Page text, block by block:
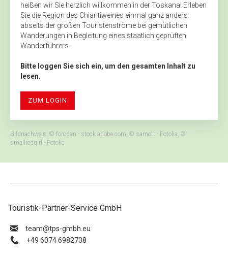
heißen wir Sie herzlich willkommen in der Toskana! Erleben
Sie die Region des Chiantiweines einmal ganz anders:
abseits der großen Touristenströme bei gemütlichen
Wanderungen in Begleitung eines staatlich geprüften
Wanderführers.
Bitte loggen Sie sich ein, um den gesamten Inhalt zu
lesen.
ZUM LOGIN
Bildnachweis: © forcdan - stock.adobe.com, © samott - Fotolia, ©
smallredgirl - Fotolia
Touristik-Partner-Service GmbH
ue.hbmg-spt@maet
+49 6074 6982738